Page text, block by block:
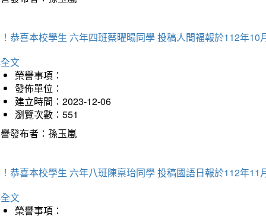
恭喜本校學生 六年四班蔡曜暘同學 投稿人間福報於112年10
文
榮譽事項：
發佈單位：
建立時間：2023-12-06
瀏覽次數：551
發布者：孫玉嵐
恭喜本校學生 六年八班陳稟珆同學 投稿國語日報於112年11
文
榮譽事項：